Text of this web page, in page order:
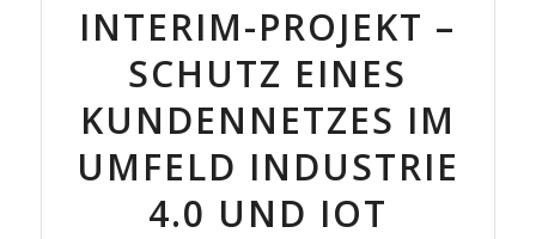
INTERIM-PROJEKT –
SCHUTZ EINES
KUNDENNETZES IM
UMFELD INDUSTRIE
4.0 UND IOT